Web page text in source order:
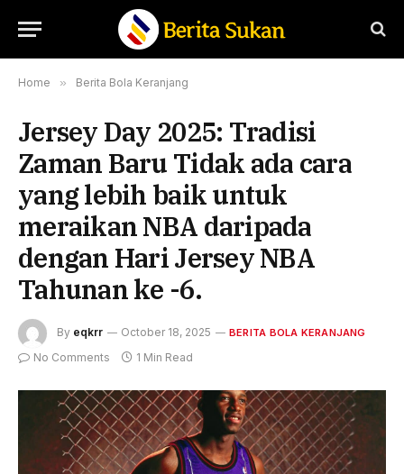
Home » Berita Bola Keranjang
Jersey Day 2025: Tradisi
Zaman Baru Tidak ada cara
yang lebih baik untuk
meraikan NBA daripada
dengan Hari Jersey NBA
Tahunan ke -6.
By eqkrr October 18, 2025 BERITA BOLA KERANJANG
No Comments 1 Min Read